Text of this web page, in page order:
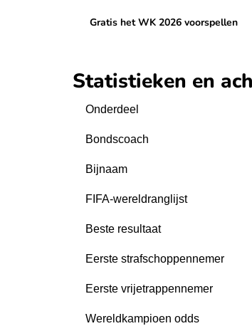
Gratis het WK 2026 voorspellen
Statistieken en
Onderdeel
Bondscoach
Bijnaam
FIFA-wereldranglijst
Beste resultaat
Eerste strafschoppennemer
Eerste vrijetrappennemer
Wereldkampioen odds